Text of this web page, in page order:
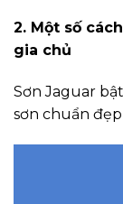
2. Một số
gia chủ
Sơn Jaguar
sơn chuẩn